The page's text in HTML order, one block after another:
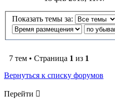
Показать темы за:
7 тем • Страница 1 из 1
Вернуться к списку форумов
Перейти